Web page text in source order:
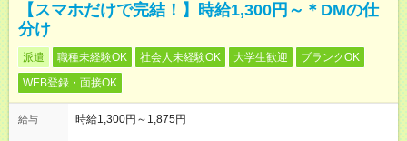
【スマホだけで完結！】時給1,300円～＊DMの仕
分け
派遣 職種未経験OK 社会人未経験OK 大学生歓迎
ブランクOK
WEB登録・面接OK
給与 時給1,300円～1,875円